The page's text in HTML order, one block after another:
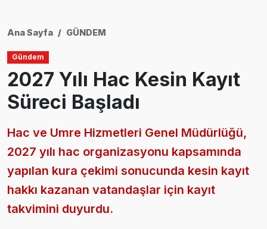
Ana Sayfa GÜNDEM
Gündem
2027 Yılı Hac Kesin Kayıt
Süreci Başladı
Hac ve Umre Hizmetleri Genel Müdürlüğü,
2027 yılı hac organizasyonu kapsamında
yapılan kura çekimi sonucunda kesin kayıt
hakkı kazanan vatandaşlar için kayıt
takvimini duyurdu.